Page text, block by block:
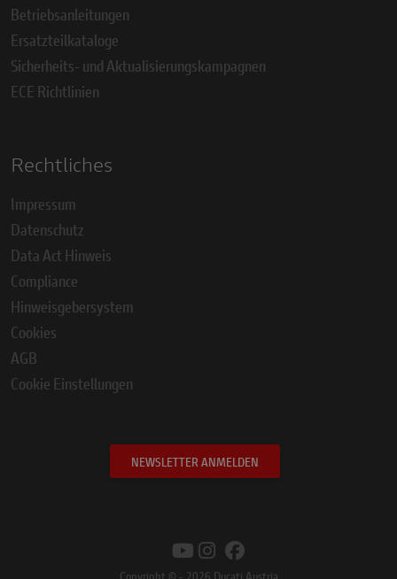
Betriebsanleitungen
Ersatzteilkataloge
Sicherheits- und Aktualisierungskampagnen
ECE Richtlinien
Rechtliches
Impressum
Datenschutz
Data Act Hinweis
Compliance
Hinweisgebersystem
Cookies
AGB
Cookie Einstellungen
NEWSLETTER ANMELDEN